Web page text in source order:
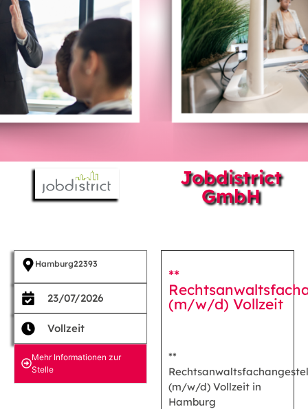
Jobdistrict
GmbH
Hamburg22393
23/07/2026
Vollzeit
Mehr Informationen zur
Stelle
**
(m/w/d) Vollzeit
**
(m/w/d) Vollzeit in
Hamburg